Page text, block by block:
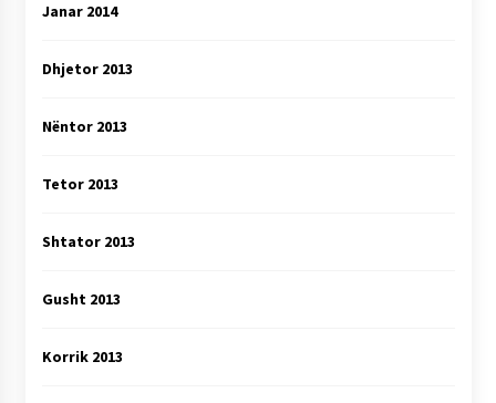
Janar 2014
Dhjetor 2013
Nëntor 2013
Tetor 2013
Shtator 2013
Gusht 2013
Korrik 2013